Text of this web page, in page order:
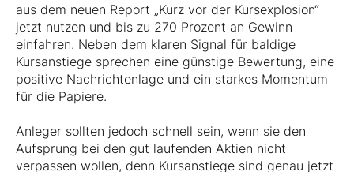
aus dem neuen Report „Kurz vor der Kursexplosion“
jetzt nutzen und bis zu 270 Prozent an Gewinn
einfahren. Neben dem klaren Signal für baldige
Kursanstiege sprechen eine günstige Bewertung, eine
positive Nachrichtenlage und ein starkes Momentum
für die Papiere.
Anleger sollten jedoch schnell sein, wenn sie den
Aufsprung bei den gut laufenden Aktien nicht
verpassen wollen, denn Kursanstiege sind genau jetzt